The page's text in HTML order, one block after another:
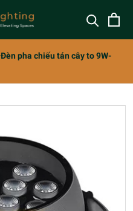
Đèn pha chiếu tán cây to 9W-